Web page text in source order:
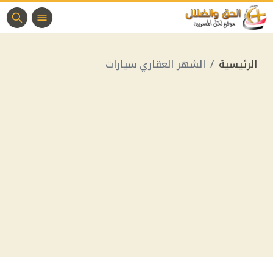
الرئيسية الشهر العقاري سيارات